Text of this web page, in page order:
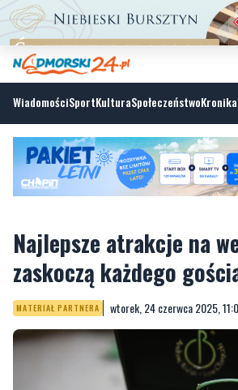
WiadomościSportKulturaSpołeczeństwo
Najlepsze atrakcje na
zaskoczą każdego
MATERIAŁ PARTNERA wtorek, 24 czerwca 2025,